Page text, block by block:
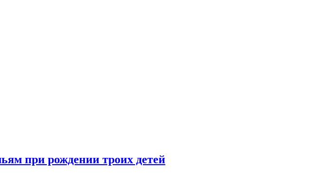
при рождении троих детей